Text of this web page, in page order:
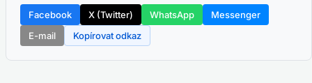
Facebook X (Twitter) WhatsApp
Messenger
E-mail
Kopírovat odkaz